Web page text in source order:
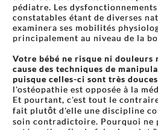
pédiatre. Les
constatables étant de diverses
examinera ses mobilités
principalement au niveau de la
Votre bébé ne risque ni douleurs
cause des techniques de
puisque celles-ci sont très
l'ostéopathie est opposée à la
Et pourtant, c'est tout le
fait plutôt d'elle une discipline
soin contradictoire. Pourquoi ne